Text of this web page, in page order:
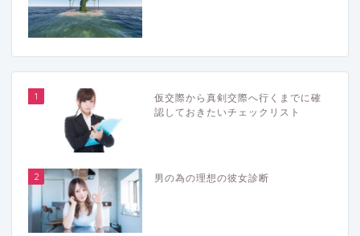
1
仮交際から真剣交際へ行くまでに確
認しておきたいチェックリスト
2 男の為の理想の彼女診断